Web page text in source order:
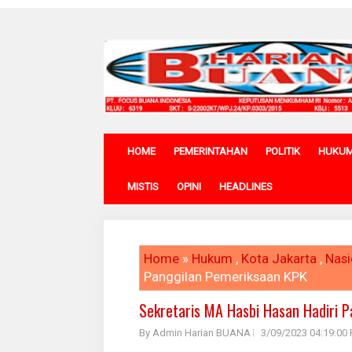
HOME PEMERINTAHAN POLITIK
MISTIS OPINI HEADLINES
Home » Hukum , Kota Jakarta ,
Panggilan Pemeriksaan KPK
Sekretaris MA Hasbi Hasan Hadiri
By Admin Harian BUANA 3/09/2023 04:19:00